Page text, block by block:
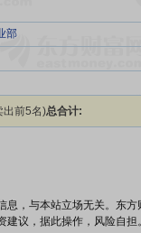
部
出前5名)总合计:
息，与本站立场无关。东
建议，据此操作，风险自担